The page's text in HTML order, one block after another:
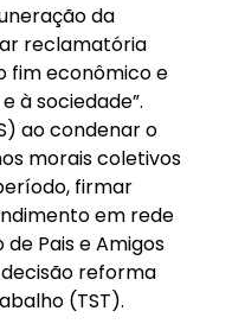
da
reclamatória
fim econômico e
à sociedade”.
ao condenar o
morais coletivos
firmar
em rede
Pais e Amigos
reforma
(TST).